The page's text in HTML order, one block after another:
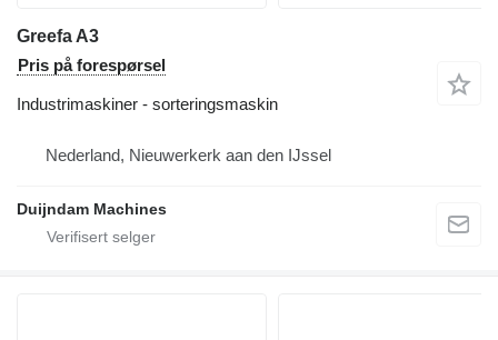
Greefa A3
Pris på forespørsel
Industrimaskiner - sorteringsmaskin
Nederland, Nieuwerkerk aan den IJssel
Duijndam Machines